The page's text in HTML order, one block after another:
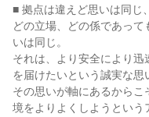
■ 拠点は違えど思いは同じ
どの立場、どの係であっ
いは同じ。
それは、より安全により
を届けたいという誠実な思
その思いが軸にあるから
境をよりよくしようという